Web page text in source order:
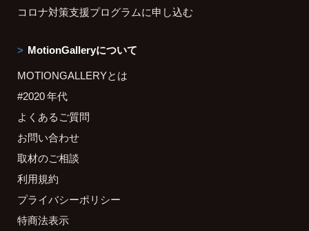
コロナ対策支援プログラムに申し込む
MotionGalleryについて
MOTIONGALLERYとは
#2020 年代
よくあるご質問
お問い合わせ
取材のご相談
利用規約
プライバシーポリシー
特商法表示